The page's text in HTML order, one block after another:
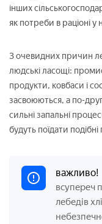
інших
як потреби в раціоні у
З очевидних причин
людські ласощі:
продукти, ковбаси і
засвоюються, а по-
сильні запальні
будуть поїдати
важливо!
всупереч
лебедів